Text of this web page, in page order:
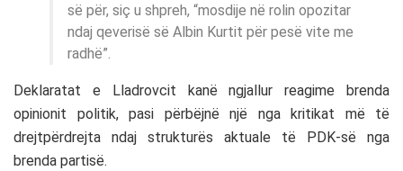
së për, siç u shpreh, “mosdije në rolin opozitar
ndaj qeverisë së Albin Kurtit për pesë vite me
radhë”.
Deklaratat e Lladrovcit kanë ngjallur reagime brenda
opinionit politik, pasi përbëjnë një nga kritikat më të
drejtpërdrejta ndaj strukturës aktuale të PDK-së nga
brenda partisë.